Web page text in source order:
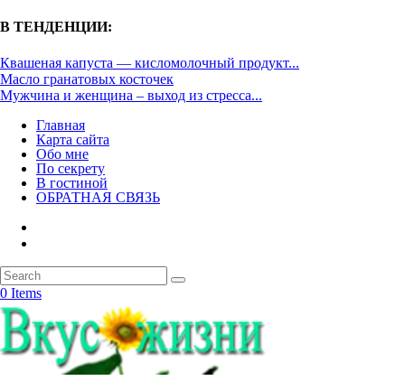
В ТЕНДЕНЦИИ:
Квашеная капуста — кисломолочный продукт...
Масло гранатовых косточек
Мужчина и женщина – выход из стресса...
Главная
Карта сайта
Обо мне
По секрету
В гостиной
ОБРАТНАЯ СВЯЗЬ
0 Items